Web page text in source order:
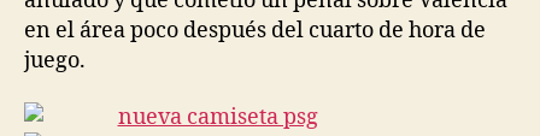
en el área poco después del cuarto de hora de
juego.